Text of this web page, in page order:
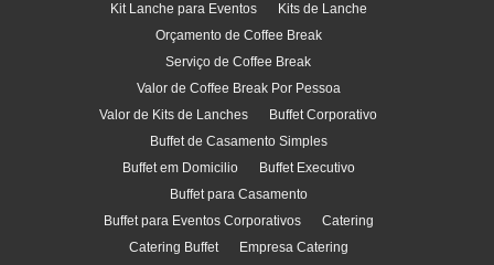
Kit Lanche para Eventos
Kits de Lanche
Orçamento de Coffee Break
Serviço de Coffee Break
Valor de Coffee Break Por Pessoa
Valor de Kits de Lanches
Buffet Corporativo
Buffet de Casamento Simples
Buffet em Domicilio
Buffet Executivo
Buffet para Casamento
Buffet para Eventos Corporativos
Catering
Catering Buffet
Empresa Catering